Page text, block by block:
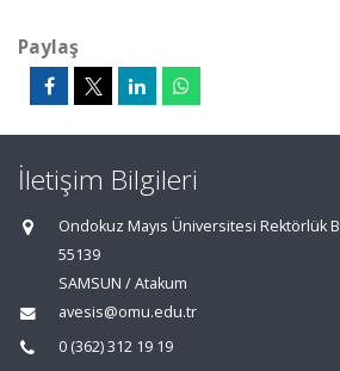
Paylaş
İletişim Bilgileri
Ondokuz Mayıs Üniversitesi Rektörlük
55139
SAMSUN / Atakum
avesis@omu.edu.tr
0 (362) 312 19 19